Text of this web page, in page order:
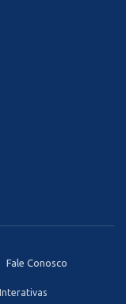
Fale Conosco